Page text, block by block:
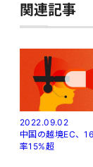
関連記事
2022.09.02
中国の越境EC、
率15%超